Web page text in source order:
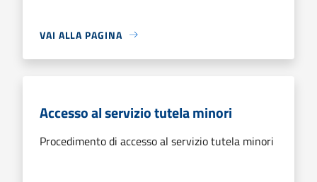
VAI ALLA PAGINA
Accesso al servizio tutela minori
Procedimento di accesso al servizio tutela minori